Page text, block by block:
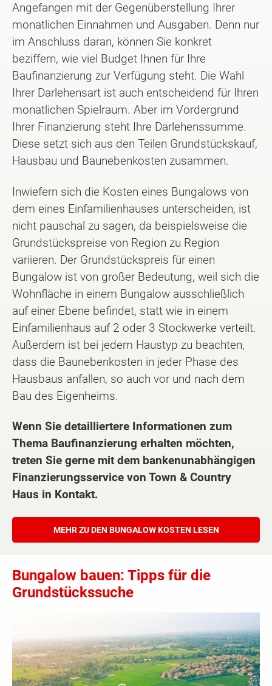
Angefangen mit der Gegenüberstellung Ihrer
monatlichen Einnahmen und Ausgaben. Denn nur
im Anschluss daran, können Sie konkret
beziffern, wie viel Budget Ihnen für Ihre
Baufinanzierung zur Verfügung steht. Die Wahl
Ihrer Darlehensart ist auch entscheidend für Ihren
monatlichen Spielraum. Aber im Vordergrund
Ihrer Finanzierung steht Ihre Darlehenssumme.
Diese setzt sich aus den Teilen Grundstückskauf,
Hausbau und Baunebenkosten zusammen.
Inwiefern sich die Kosten eines Bungalows von
dem eines Einfamilienhauses unterscheiden, ist
nicht pauschal zu sagen, da beispielsweise die
Grundstückspreise von Region zu Region
variieren. Der Grundstückspreis für einen
Bungalow ist von großer Bedeutung, weil sich die
Wohnfläche in einem Bungalow ausschließlich
auf einer Ebene befindet, statt wie in einem
Einfamilienhaus auf 2 oder 3 Stockwerke verteilt.
Außerdem ist bei jedem Haustyp zu beachten,
dass die Baunebenkosten in jeder Phase des
Hausbaus anfallen, so auch vor und nach dem
Bau des Eigenheims.
Wenn Sie detailliertere Informationen zum
Thema Baufinanzierung erhalten möchten,
treten Sie gerne mit dem bankenunabhängigen
Finanzierungsservice von Town & Country
Haus in Kontakt.
MEHR ZU DEN BUNGALOW KOSTEN LESEN
Bungalow bauen: Tipps für die
Grundstückssuche